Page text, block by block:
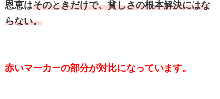
恩恵はそのときだけで、貧しさの根本解決にはな
らない。
赤いマーカーの部分が対比になっています。